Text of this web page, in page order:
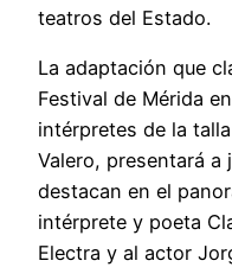
teatros del Estado.
La adaptación que
Festival de Mérida
intérpretes de la
Valero, presentará a
destacan en el
intérprete y poeta
Electra y al actor